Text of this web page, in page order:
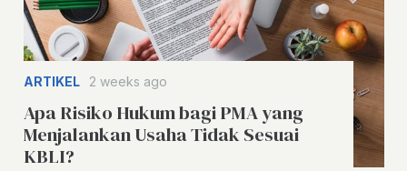
ARTIKEL 2 weeks ago
Apa Risiko Hukum bagi PMA yang
Menjalankan Usaha Tidak Sesuai
KBLI?